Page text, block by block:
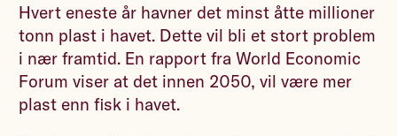
Hvert eneste år havner det minst åtte millioner
tonn plast i havet. Dette vil bli et stort problem
i nær framtid. En rapport fra World Economic
Forum viser at det innen 2050, vil være mer
plast enn fisk i havet.